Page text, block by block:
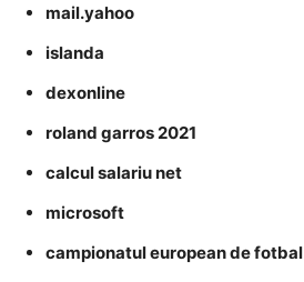
mail.yahoo
islanda
dexonline
roland garros 2021
calcul salariu net
microsoft
campionatul european de fotbal